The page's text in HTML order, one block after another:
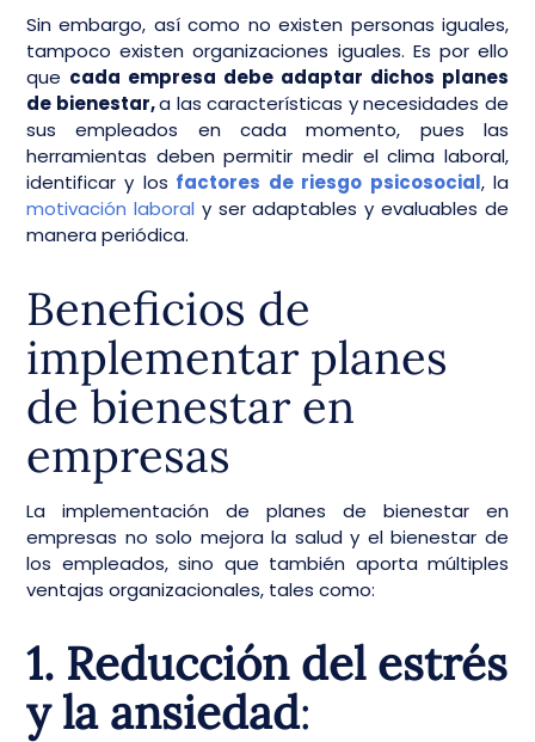
Sin embargo, así como no existen personas iguales,
tampoco existen organizaciones iguales. Es por ello
que cada empresa debe adaptar dichos planes
de bienestar,a las características y necesidades de
sus empleados en cada momento, pues las
herramientas deben permitir medir el clima laboral,
identificar y los factores de riesgo psicosocial, la
motivación laboral y ser adaptables y evaluables de
manera periódica.
Beneficios de
implementar planes
de bienestar en
empresas
La implementación de planes de bienestar en
empresas no solo mejora la salud y el bienestar de
los empleados, sino que también aporta múltiples
ventajas organizacionales, tales como:
1. Reducción del estrés
y la ansiedad: